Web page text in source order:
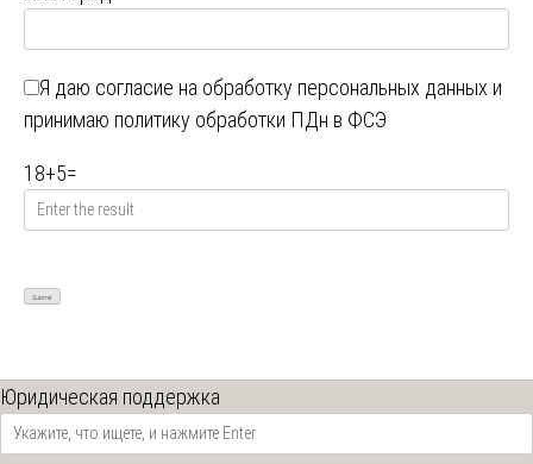
Я даю согласие на обработку персональных данных и
принимаю политику обработки ПДн в ФСЭ
18+5=
Юридическая поддержка